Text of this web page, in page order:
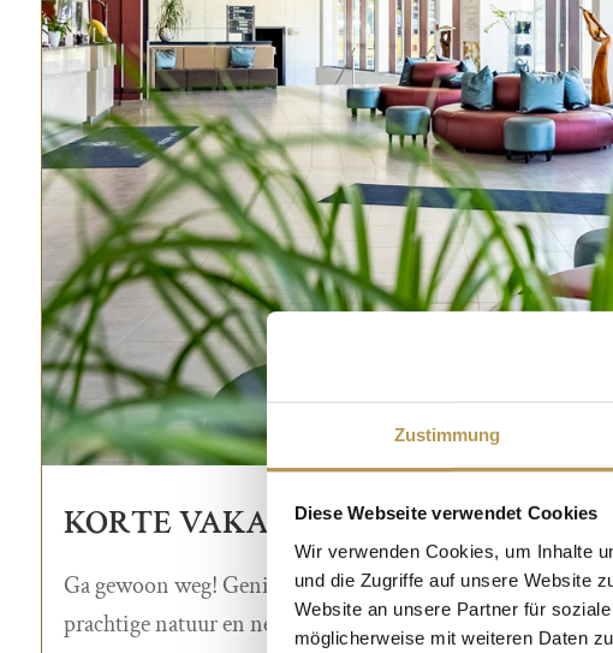
Zustimmung
Diese Webseite verwendet Cookies
Wir verwenden Cookies, um Inhalte
und die Zugriffe auf unsere Website
Website an unsere Partner für
möglicherweise mit weiteren Daten
KORTE VAKANTIE IN NEDERLAND |
Ga gewoon weg! Geniet drie dagen lang in het prachtige
prachtige natuur en neem even afstand van het leven van